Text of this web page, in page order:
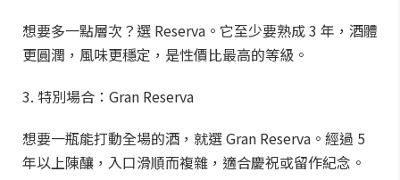
想要多一點層次？選 Reserva。它至少要熟成 3 年，酒體
更圓潤，風味更穩定，是性價比最高的等級。
3. 特別場合：Gran Reserva
想要一瓶能打動全場的酒，就選 Gran Reserva。經過 5
年以上陳釀，入口滑順而複雜，適合慶祝或留作紀念。